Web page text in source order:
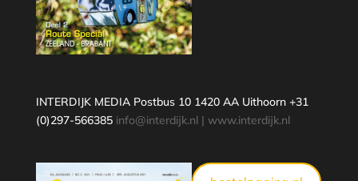
INTERDIJK MEDIA Postbus 10 1420 AA Uithoorn +31
(0)297-566385 info@interdijk.nl| www.interdijk.nl